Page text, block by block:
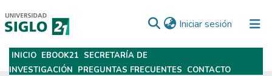
Iniciar sesión (current)
Subir
INICIO EBOOK21 SECRETARÍA DE
INVESTIGACIÓN PREGUNTAS FRECUENTES CONTACTO